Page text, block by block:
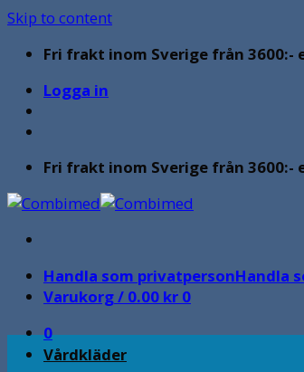
Skip to content
Fri frakt inom Sverige från 3600:-
Logga in
Fri frakt inom Sverige från 3600:-
Handla som privatpersonHandla
Varukorg / 0.00 kr 0
0
Vårdkläder